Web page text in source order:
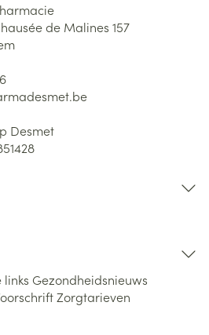
de Malines 157
Desmet
links Gezondheidsnieuws
Zorgtarieven